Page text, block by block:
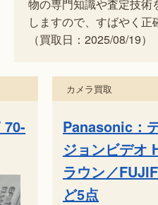
物の専門知識や査定技術
しますので、すばやく正
（買取日：2025/08/19）
70-
カメラ買取
Panasonic：
ジョンビデオ
ラウン／
ど5点